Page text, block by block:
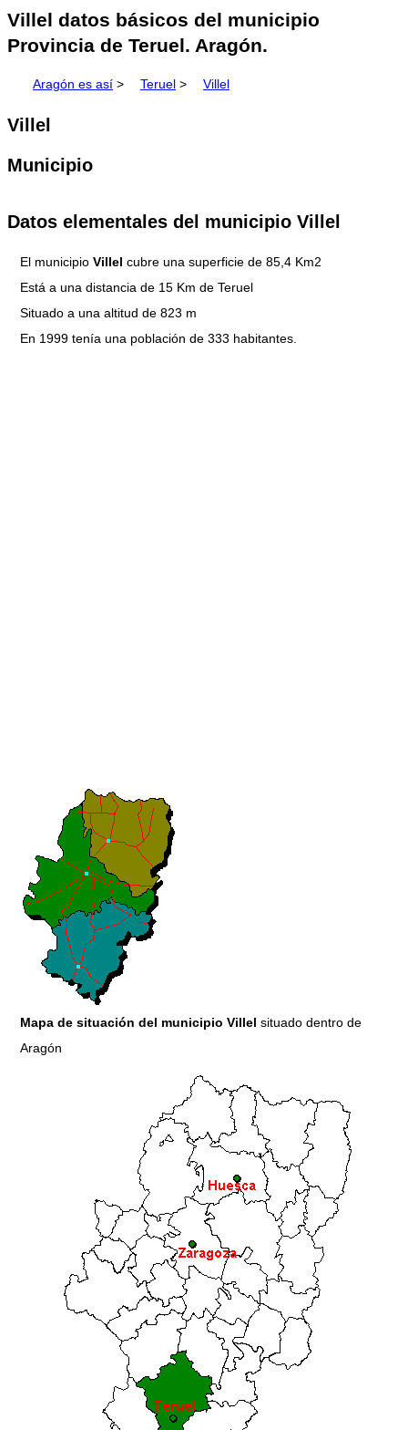
Villel datos básicos del municipio
Provincia de Teruel. Aragón.
Aragón es así > Teruel > Villel
Villel
Municipio
Datos elementales del municipio Villel
El municipio Villel cubre una superficie de 85,4 Km2
Está a una distancia de 15 Km de Teruel
Situado a una altitud de 823 m
En 1999 tenía una población de 333 habitantes.
Mapa de situación del municipio Villel situado dentro de
Aragón